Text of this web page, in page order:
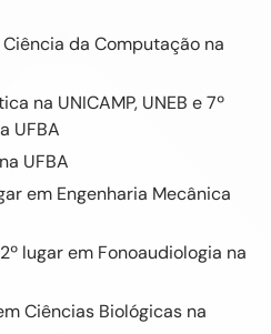
da Computação na
na UNICAMP, UNEB e 7º
UFBA
UFBA
em Engenharia Mecânica
lugar em Fonoaudiologia na
Ciências Biológicas na